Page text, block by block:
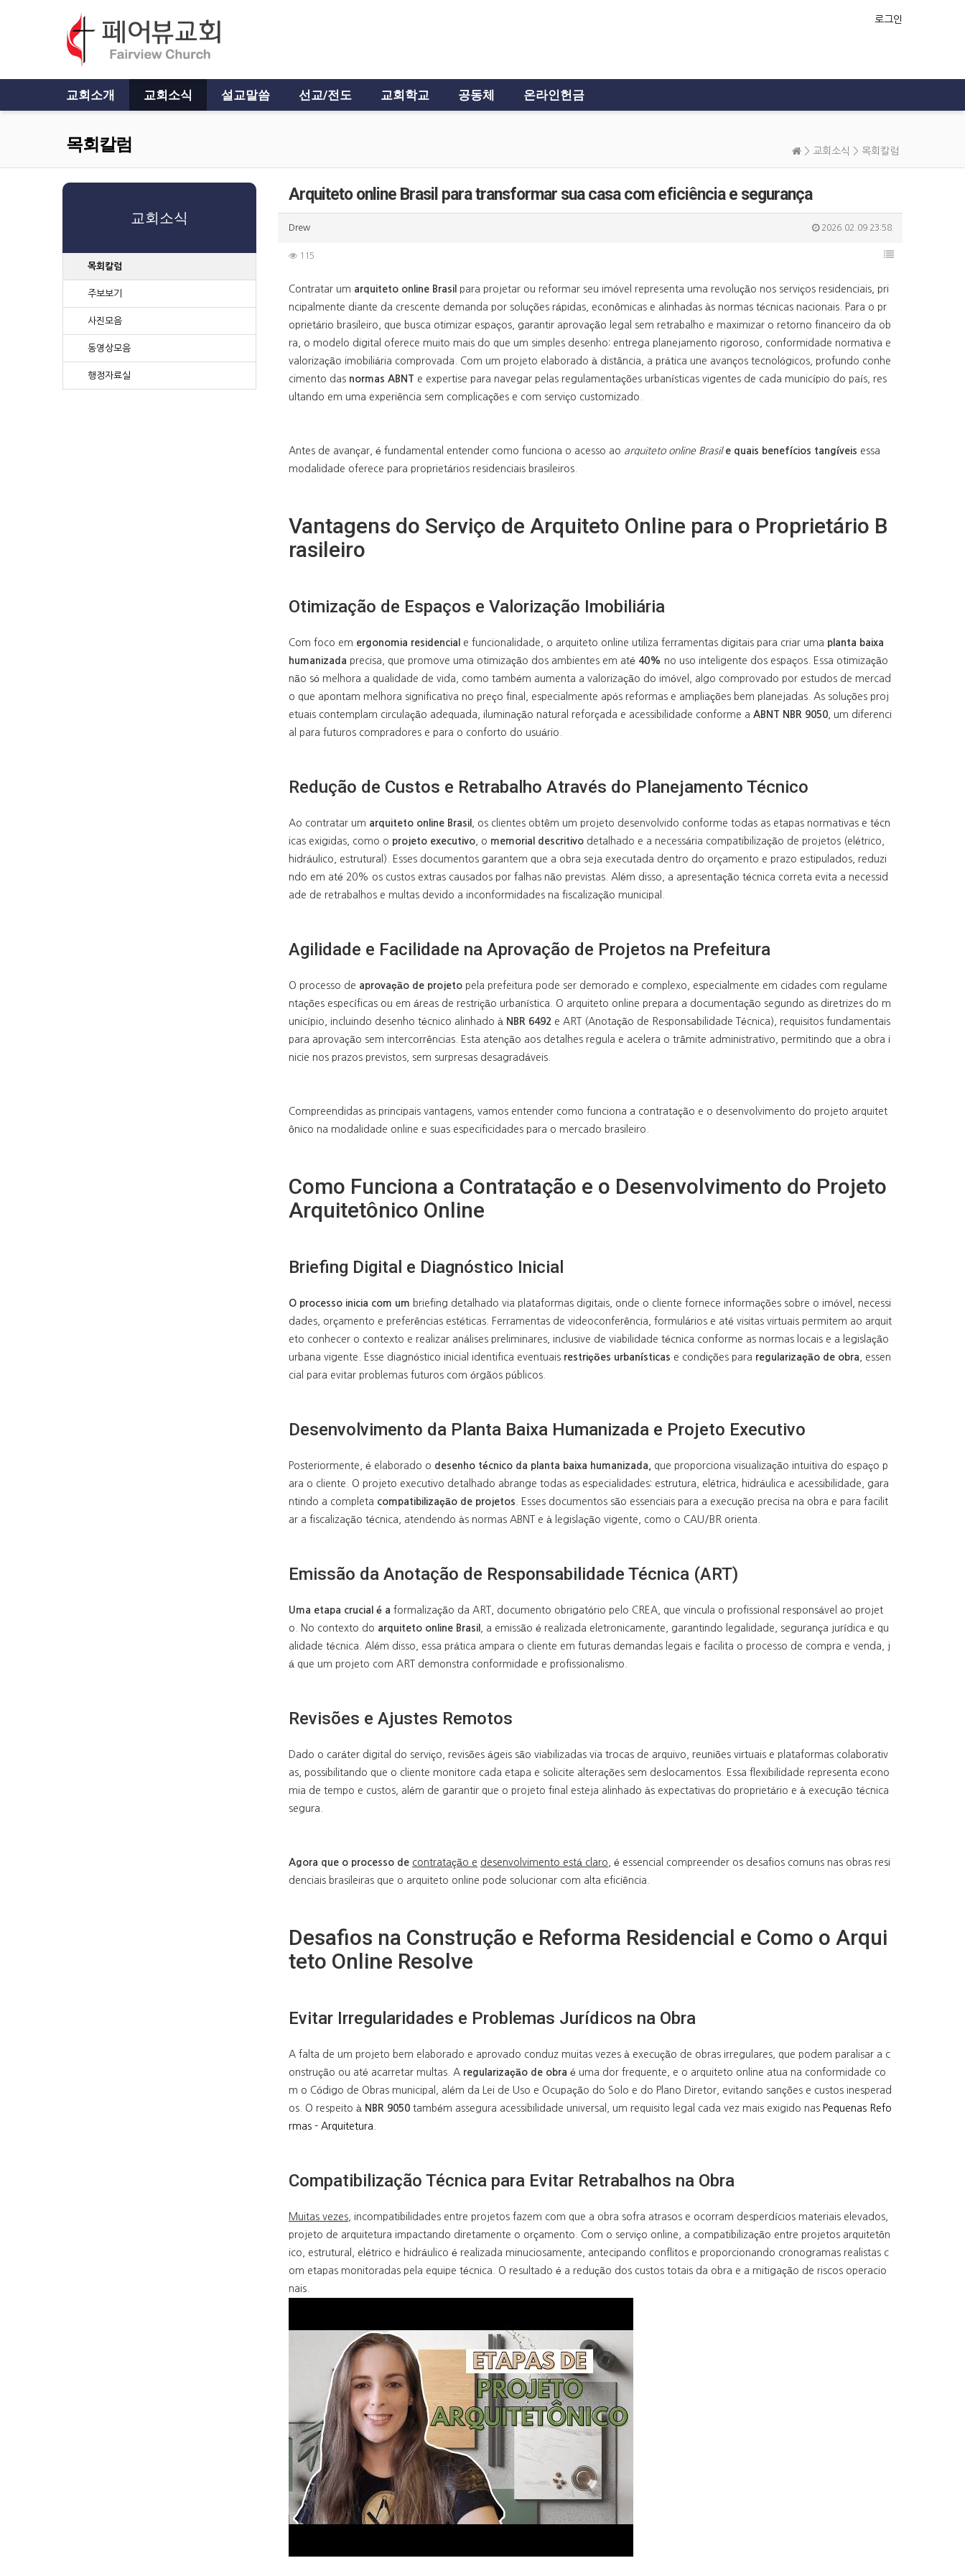
로그인
교회소개 교회소식 설교말씀 선교/전도 교회학교 공동체 온라인헌금
목회칼럼 > 교회소식 > 목회칼럼
Arquiteto online Brasil para transformar sua casa com eficiência e segurança
Drew 2026.02.09 23:58
115
Contratar um arquiteto online Brasil para projetar ou reformar seu imóvel representa uma revolução nos serviços residenciais, pri
ncipalmente diante da crescente demanda por soluções rápidas, econômicas e alinhadas às normas técnicas nacionais. Para o pr
oprietário brasileiro, que busca otimizar espaços, garantir aprovação legal sem retrabalho e maximizar o retorno financeiro da ob
ra, o modelo digital oferece muito mais do que um simples desenho: entrega planejamento rigoroso, conformidade normativa e
valorização imobiliária comprovada. Com um projeto elaborado à distância, a prática une avanços tecnológicos, profundo conhe
cimento das normas ABNT e expertise para navegar pelas regulamentações urbanísticas vigentes de cada município do país, res
ultando em uma experiência sem complicações e com serviço customizado.
Antes de avançar, é fundamental entender como funciona o acesso ao arquiteto online Brasil e quais benefícios tangíveis essa
modalidade oferece para proprietários residenciais brasileiros.
Vantagens do Serviço de Arquiteto Online para o Proprietário B
rasileiro
Otimização de Espaços e Valorização Imobiliária
Com foco em ergonomia residencial e funcionalidade, o arquiteto online utiliza ferramentas digitais para criar uma planta baixa
humanizada precisa, que promove uma otimização dos ambientes em até 40% no uso inteligente dos espaços. Essa otimização
não só melhora a qualidade de vida, como também aumenta a valorização do imóvel, algo comprovado por estudos de mercad
o que apontam melhora significativa no preço final, especialmente após reformas e ampliações bem planejadas. As soluções proj
etuais contemplam circulação adequada, iluminação natural reforçada e acessibilidade conforme a ABNT NBR 9050 , um diferenci
al para futuros compradores e para o conforto do usuário.
Redução de Custos e Retrabalho Através do Planejamento Técnico
Ao contratar um arquiteto online Brasil
, os clientes obtêm um projeto desenvolvido conforme todas as etapas normativas e técn
icas exigidas, como o projeto executivo , o memorial descritivo detalhado e a necessária compatibilização de projetos (elétrico,
hidráulico, estrutural). Esses documentos garantem que a obra seja executada dentro do orçamento e prazo estipulados, reduzi
ndo em até 20% os custos extras causados por falhas não previstas. Além disso, a apresentação técnica correta evita a necessid
ade de retrabalhos e multas devido a inconformidades na fiscalização municipal.
Agilidade e Facilidade na Aprovação de Projetos na Prefeitura
O processo de aprovação de projeto pela prefeitura pode ser demorado e complexo, especialmente em cidades com regulame
ntações específicas ou em áreas de restrição urbanística. O arquiteto online prepara a documentação segundo as diretrizes do m
unicípio, incluindo desenho técnico alinhado à NBR 6492 e ART (Anotação de Responsabilidade Técnica), requisitos fundamentais
para aprovação sem intercorrências. Esta atenção aos detalhes regula e acelera o trâmite administrativo, permitindo que a obra i
nicie nos prazos previstos, sem surpresas desagradáveis.
Compreendidas as principais vantagens, vamos entender como funciona a contratação e o desenvolvimento do projeto arquitet
ônico na modalidade online e suas especificidades para o mercado brasileiro.
Como Funciona a Contratação e o Desenvolvimento do Projeto
Arquitetônico Online
Briefing Digital e Diagnóstico Inicial
O processo inicia com um briefing detalhado via plataformas digitais, onde o cliente fornece informações sobre o imóvel, necessi
dades, orçamento e preferências estéticas. Ferramentas de videoconferência, formulários e até visitas virtuais permitem ao arquit
eto conhecer o contexto e realizar análises preliminares, inclusive de viabilidade técnica conforme as normas locais e a legislação
urbana vigente. Esse diagnóstico inicial identifica eventuais restrições urbanísticas e condições para regularização de obra , essen
cial para evitar problemas futuros com órgãos públicos.
Desenvolvimento da Planta Baixa Humanizada e Projeto Executivo
Posteriormente, é elaborado o desenho técnico da planta baixa humanizada,
que proporciona visualização intuitiva do espaço p
ara o cliente. O projeto executivo detalhado abrange todas as especialidades: estrutura, elétrica, hidráulica e acessibilidade, gara
ntindo a completa compatibilização de projetos . Esses documentos são essenciais para a execução precisa na obra e para facilit
ar a fiscalização técnica, atendendo às normas ABNT e à legislação vigente, como o CAU/BR orienta.
Emissão da Anotação de Responsabilidade Técnica (ART)
Uma etapa crucial é a formalização da ART, documento obrigatório pelo CREA, que vincula o profissional responsável ao projet
o. No contexto do arquiteto online Brasil
, a emissão é realizada eletronicamente, garantindo legalidade, segurança jurídica e qu
alidade técnica. Além disso, essa prática ampara o cliente em futuras demandas legais e facilita o processo de compra e venda, j
á que um projeto com ART demonstra conformidade e profissionalismo.
Revisões e Ajustes Remotos
Dado o caráter digital do serviço, revisões ágeis são viabilizadas via trocas de arquivo, reuniões virtuais e plataformas colaborativ
as, possibilitando que o cliente monitore cada etapa e solicite alterações sem deslocamentos. Essa flexibilidade representa econo
mia de tempo e custos, além de garantir que o projeto final esteja alinhado às expectativas do proprietário e à execução técnica
segura.
Agora que o processo de contratação e desenvolvimento está claro,
é essencial compreender os desafios comuns nas obras resi
denciais brasileiras que o arquiteto online pode solucionar com alta eficiência.
Desafios na Construção e Reforma Residencial e Como o Arqui
teto Online Resolve
Evitar Irregularidades e Problemas Jurídicos na Obra
A falta de um projeto bem elaborado e aprovado conduz muitas vezes à execução de obras irregulares, que podem paralisar a c
onstrução ou até acarretar multas. A regularização de obra é uma dor frequente, e o arquiteto online atua na conformidade co
m o Código de Obras municipal, além da Lei de Uso e Ocupação do Solo e do Plano Diretor, evitando sanções e custos inesperad
os. O respeito à NBR 9050 também assegura acessibilidade universal, um requisito legal cada vez mais exigido nas Pequenas Refo
rmas - Arquitetura
Compatibilização Técnica para Evitar Retrabalhos na Obra
Muitas vezes,
incompatibilidades entre projetos fazem com que a obra sofra atrasos e ocorram desperdícios materiais elevados,
projeto de arquitetura impactando diretamente o orçamento. Com o serviço online, a compatibilização entre projetos arquitetôn
ico, estrutural, elétrico e hidráulico é realizada minuciosamente, antecipando conflitos e proporcionando cronogramas realistas c
om etapas monitoradas pela equipe técnica. O resultado é a redução dos custos totais da obra e a mitigação de riscos operacio
nais.
교회소식
목회칼럼
주보보기
사진모음
동영상모음
행정자료실